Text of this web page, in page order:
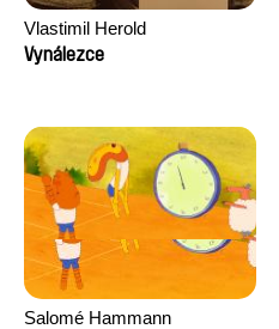
Vlastimil Herold
Vynálezce
Salomé Hammann